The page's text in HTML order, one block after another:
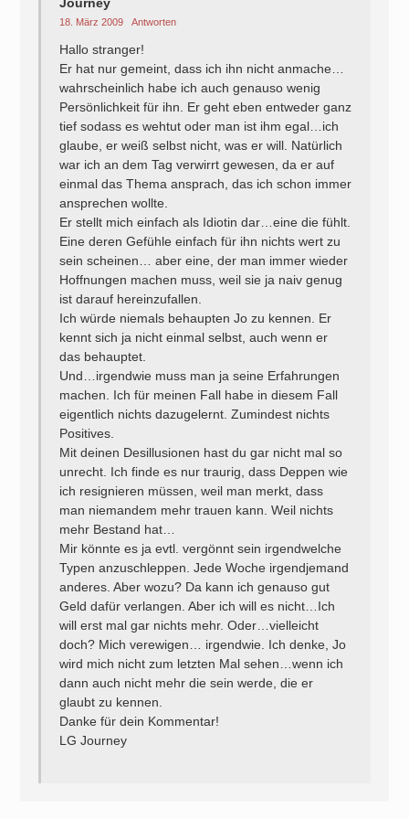
18. März 2009 Antworten
Hallo stranger!
Er hat nur gemeint, dass ich ihn nicht anmache…
wahrscheinlich habe ich auch genauso wenig
Persönlichkeit für ihn. Er geht eben entweder ganz
tief sodass es wehtut oder man ist ihm egal…ich
glaube, er weiß selbst nicht, was er will. Natürlich
war ich an dem Tag verwirrt gewesen, da er auf
einmal das Thema ansprach, das ich schon immer
ansprechen wollte.
Er stellt mich einfach als Idiotin dar…eine die fühlt.
Eine deren Gefühle einfach für ihn nichts wert zu
sein scheinen… aber eine, der man immer wieder
Hoffnungen machen muss, weil sie ja naiv genug
ist darauf hereinzufallen.
Ich würde niemals behaupten Jo zu kennen. Er
kennt sich ja nicht einmal selbst, auch wenn er
das behauptet.
Und…irgendwie muss man ja seine Erfahrungen
machen. Ich für meinen Fall habe in diesem Fall
eigentlich nichts dazugelernt. Zumindest nichts
Positives.
Mit deinen Desillusionen hast du gar nicht mal so
unrecht. Ich finde es nur traurig, dass Deppen wie
ich resignieren müssen, weil man merkt, dass
man niemandem mehr trauen kann. Weil nichts
mehr Bestand hat…
Mir könnte es ja evtl. vergönnt sein irgendwelche
Typen anzuschleppen. Jede Woche irgendjemand
anderes. Aber wozu? Da kann ich genauso gut
Geld dafür verlangen. Aber ich will es nicht…Ich
will erst mal gar nichts mehr. Oder…vielleicht
doch? Mich verewigen… irgendwie. Ich denke, Jo
wird mich nicht zum letzten Mal sehen…wenn ich
dann auch nicht mehr die sein werde, die er
glaubt zu kennen.
Danke für dein Kommentar!
LG Journey